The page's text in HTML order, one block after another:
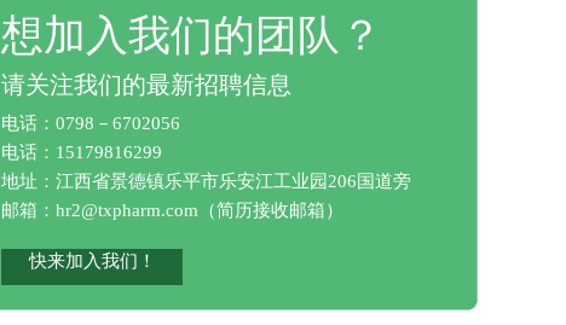
想加入我们的团队？
请关注我们的最新招聘信息
电话：0798－6702056
电话：15179816299
地址：江西省景德镇乐平市乐安江工业园206国道旁
邮箱： hr2@txpharm.com （简历接收邮箱）
快来加入我们！